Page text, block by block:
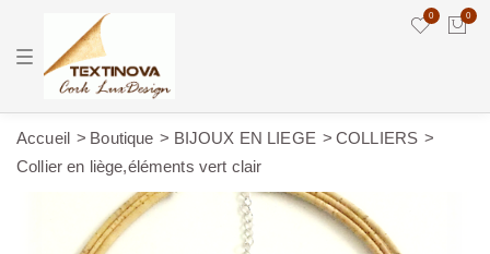
T
e
a
0 0
Accueil Boutique BIJOUX EN LIEGE
COLLIERS
Collier en liège,éléments vert clair